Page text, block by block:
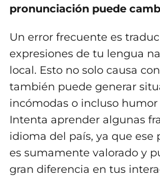
pronunciación puede
Un error frecuente es
expresiones de tu lengua
local. Esto no solo causa
también puede generar
incómodas o incluso
Intenta aprender algunas
idioma del país, ya que ese
es sumamente valorado y
gran diferencia en tus